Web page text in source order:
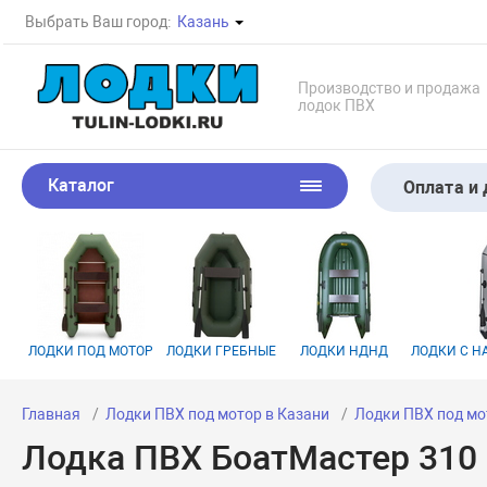
Выбрать Ваш город: Казань
Производство и продажа
лодок ПВХ
Каталог Оплата и
ЛОДКИ ПОД МОТОР ЛОДКИ ГРЕБНЫЕ ЛОДКИ НДНД ЛОДКИ С
Главная Лодки ПВХ под мотор в Казани Лодки ПВХ под
Лодка ПВХ БоатМастер